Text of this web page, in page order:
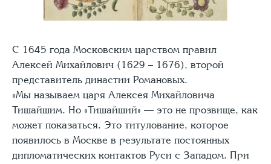
С 1645 года Московским царством правил
Алексей Михайлович (1629 – 1676), второй
представитель династии Романовых.
«Мы называем царя Алексея Михайловича
Тишайшим. Но «Тишайший» — это не прозвище, как
может показаться. Это титулование, которое
появилось в Москве в результате постоянных
дипломатических контактов Руси с Западом. При